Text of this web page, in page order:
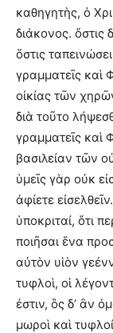
καθηγητὴς, ὁ
διάκονος. ὅστις
ὅστις
γραμματεῖς καὶ
οἰκίας τῶν
διὰ τοῦτο
γραμματεῖς καὶ
βασιλείαν τῶν
ὑμεῖς γὰρ οὐκ
ἀφίετε
ὑποκριταί, ὅτι
ποιῆσαι ἕνα
αὐτὸν υἱὸν
τυφλοὶ, οἱ
ἐστιν, ὃς δ’ ἂν
μωροὶ καὶ